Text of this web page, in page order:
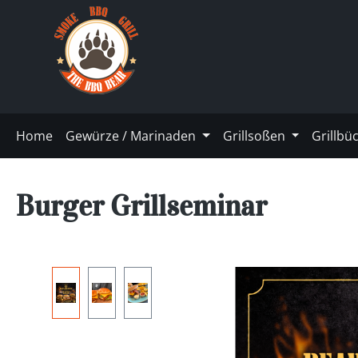
Hauptinhalt springen
Zur Suche springen
Zur Hauptnavigation springen
Home Gewürze / Marinaden Grillsoßen
Burger Grillseminar